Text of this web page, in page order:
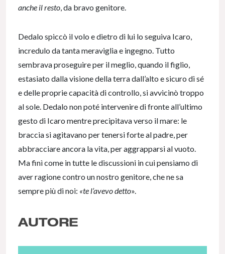
anche il resto , da bravo genitore.
Dedalo spiccò il volo e dietro di lui lo seguiva Icaro,
incredulo da tanta meraviglia e ingegno. Tutto
sembrava proseguire per il meglio, quando il figlio,
estasiato dalla visione della terra dall’alto e sicuro di sé
e delle proprie capacità di controllo, si avvicinò troppo
al sole. Dedalo non poté intervenire di fronte all’ultimo
gesto di Icaro mentre precipitava verso il mare: le
braccia si agitavano per tenersi forte al padre, per
abbracciare ancora la vita, per aggrapparsi al vuoto.
Ma finì come in tutte le discussioni in cui pensiamo di
aver ragione contro un nostro genitore, che ne sa
sempre più di noi: «te l’avevo detto».
AUTORE